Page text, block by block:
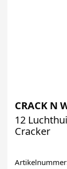
CRACK N
12
Cracker